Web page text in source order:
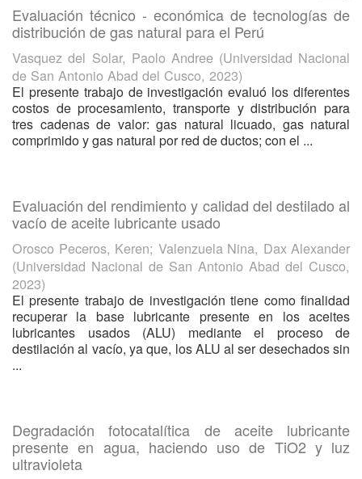
Evaluación técnico - económica de tecnologías de
distribución de gas natural para el Perú
Vasquez del Solar, Paolo Andree (Universidad Nacional
de San Antonio Abad del Cusco, 2023)
El presente trabajo de investigación evaluó los diferentes
costos de procesamiento, transporte y distribución para
tres cadenas de valor: gas natural licuado, gas natural
comprimido y gas natural por red de ductos; con el ...
Evaluación del rendimiento y calidad del destilado al
vacío de aceite lubricante usado
Orosco Peceros, Keren; Valenzuela Nina, Dax Alexander
(Universidad Nacional de San Antonio Abad del Cusco,
2023)
El presente trabajo de investigación tiene como finalidad
recuperar la base lubricante presente en los aceites
lubricantes usados (ALU) mediante el proceso de
destilación al vacío, ya que, los ALU al ser desechados sin
...
Degradación fotocatalítica de aceite lubricante
presente en agua, haciendo uso de TiO2 y luz
ultravioleta